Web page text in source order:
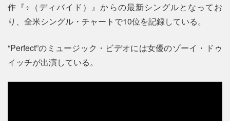
作『÷（ディバイド）』からの最新シングルとなってお
り、全米シングル・チャートで10位を記録している。
“Perfect”のミュージック・ビデオには女優のゾーイ・ドゥ
イッチが出演している。